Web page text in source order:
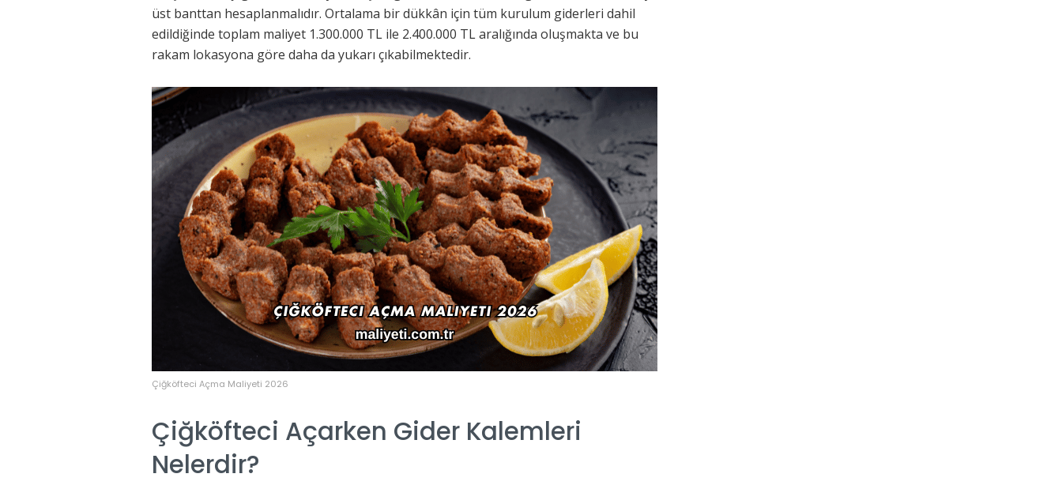
üst banttan hesaplanmalıdır. Ortalama bir dükkân için tüm kurulum giderleri dahil
edildiğinde toplam maliyet 1.300.000 TL ile 2.400.000 TL aralığında oluşmakta ve bu
rakam lokasyona göre daha da yukarı çıkabilmektedir.
Çiğköfteci Açma Maliyeti 2026
Çiğköfteci Açarken Gider Kalemleri
Nelerdir?